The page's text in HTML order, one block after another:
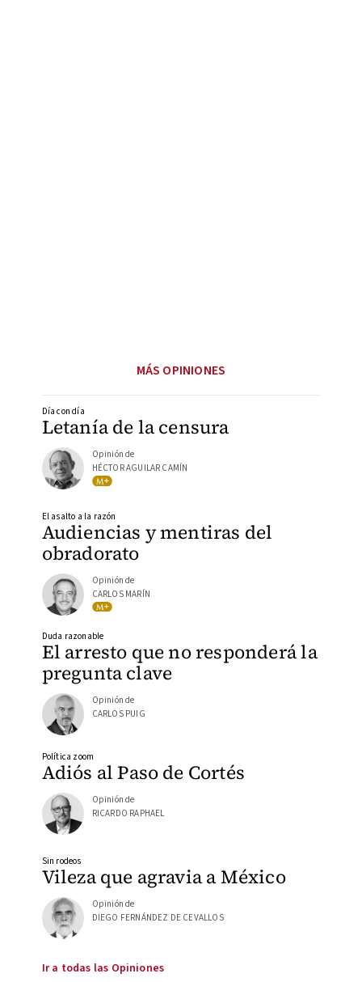
MÁS OPINIONES
Letanía de la censura
Día con día
Opinión de
HÉCTOR AGUILAR CAMÍN
Audiencias y mentiras del
obradorato
El asalto a la razón
Opinión de
CARLOS MARÍN
El arresto que no responderá la
pregunta clave
Duda razonable
Opinión de
CARLOS PUIG
Adiós al Paso de Cortés
Política zoom
Opinión de
RICARDO RAPHAEL
Vileza que agravia a México
Sin rodeos
Opinión de
DIEGO FERNÁNDEZ DE CEVALLOS
Ir a todas las Opiniones